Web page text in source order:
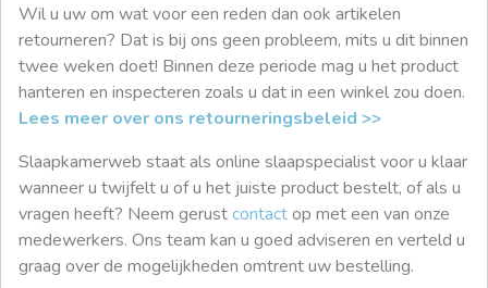
Wil u uw om wat voor een reden dan ook artikelen
retourneren? Dat is bij ons geen probleem, mits u dit binnen
twee weken doet! Binnen deze periode mag u het product
hanteren en inspecteren zoals u dat in een winkel zou doen.
Lees meer over ons retourneringsbeleid >>
Slaapkamerweb staat als online slaapspecialist voor u klaar
wanneer u twijfelt u of u het juiste product bestelt, of als u
vragen heeft? Neem gerustcontactop met een van onze
medewerkers. Ons team kan u goed adviseren en verteld u
graag over de mogelijkheden omtrent uw bestelling.